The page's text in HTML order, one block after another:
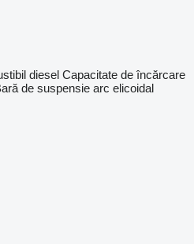
diesel Capacitate de încărcare
de suspensie arc elicoidal